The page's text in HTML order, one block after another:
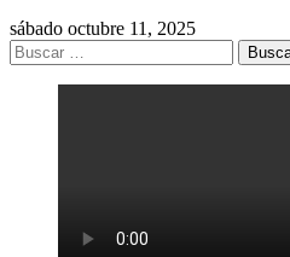
sábado octubre 11, 2025
Buscar: